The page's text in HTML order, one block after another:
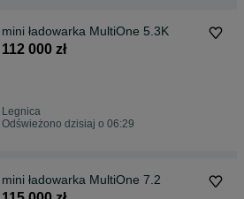
mini ładowarka MultiOne 5.3K
112 000 zł
Legnica
Odświeżono dzisiaj o 06:29
mini ładowarka MultiOne 7.2